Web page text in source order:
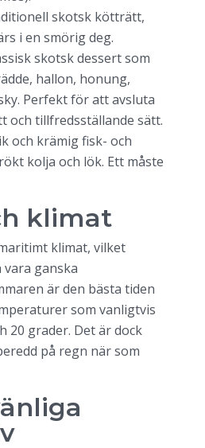
skotsk kötträtt,
i en smörig deg.
skotsk dessert som
hallon, honung,
Perfekt för att avsluta
och tillfredsställande sätt.
och krämig fisk- och
kolja och lök. Ett måste
klimat
klimat, vilket
ganska
är den bästa tiden
som vanligtvis
20 grader. Det är dock
på regn när som